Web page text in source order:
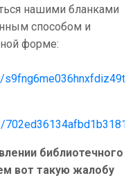
нашими бланками
способом и
форме:
библиотечного
вот такую жалобу